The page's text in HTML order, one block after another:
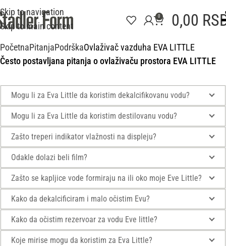
Skip to navigation
Skip to main content
0 0,00
PočetnaPitanjaPodrškaOvlaživač vazduha EVA LITTLE
Često postavljana pitanja o ovlaživaču prostora EVA LITTLE
Mogu li za Eva Little da koristim dekalcifikovanu vodu?
Mogu li za Eva Little da koristim destilovanu vodu?
Zašto treperi indikator vlažnosti na displeju?
Odakle dolazi beli film?
Zašto se kapljice vode formiraju na ili oko moje Eve Little?
Kako da dekalcificiram i malo očistim Evu?
Kako da očistim rezervoar za vodu Eve little?
Koje mirise mogu da koristim za Eva Little?